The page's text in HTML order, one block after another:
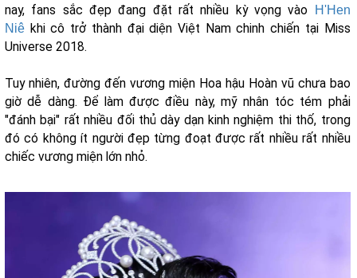
nay, fans sắc đẹp đang đặt rất nhiều kỳ vọng vào
H'Hen
Niê khi cô trở thành đại diện Việt Nam chinh chiến tại Miss
Universe 2018.
Tuy nhiên, đường đến vương miện Hoa hậu Hoàn vũ chưa bao
giờ dễ dàng. Để làm được điều này, mỹ nhân tóc tém phải
"đánh bại" rất nhiều đối thủ dày dạn kinh nghiệm thi thố, trong
đó có không ít người đẹp từng đoạt được rất nhiều rất nhiều
chiếc vương miện lớn nhỏ.